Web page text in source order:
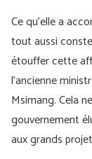
Ce qu'elle a
tout aussi
étouffer cette
l'ancienne
Msimang. Cela
gouvernement
aux grands